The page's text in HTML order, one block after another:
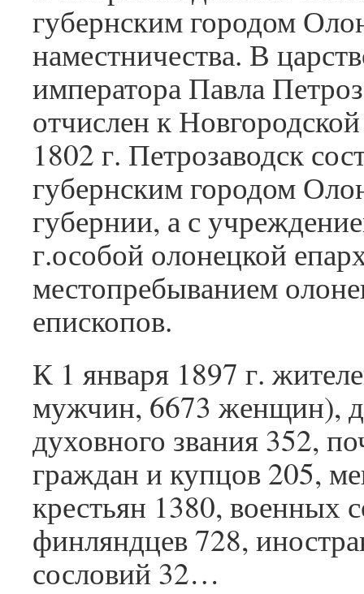
губернским городом
наместничества. В
императора Павла
отчислен к
1802 г. Петрозаводск
губернским городом
губернии, а с
г.особой олонецкой
местопребыванием
епископов.
К 1 января 1897 г.
мужчин, 6673 женщин),
духовного звания 352,
граждан и купцов 205,
крестьян 1380, военных
финляндцев 728,
сословий 32…